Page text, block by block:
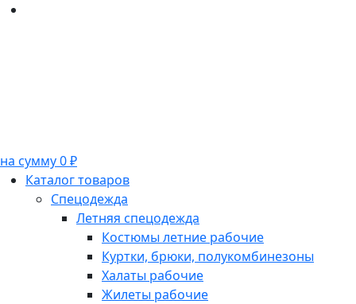
на сумму 0 ₽
Каталог товаров
Спецодежда
Летняя спецодежда
Костюмы летние рабочие
Куртки, брюки, полукомбинезоны
Халаты рабочие
Жилеты рабочие